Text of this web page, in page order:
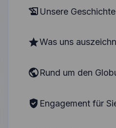
Unsere Geschichte
Was uns
Rund um den
Engagement für